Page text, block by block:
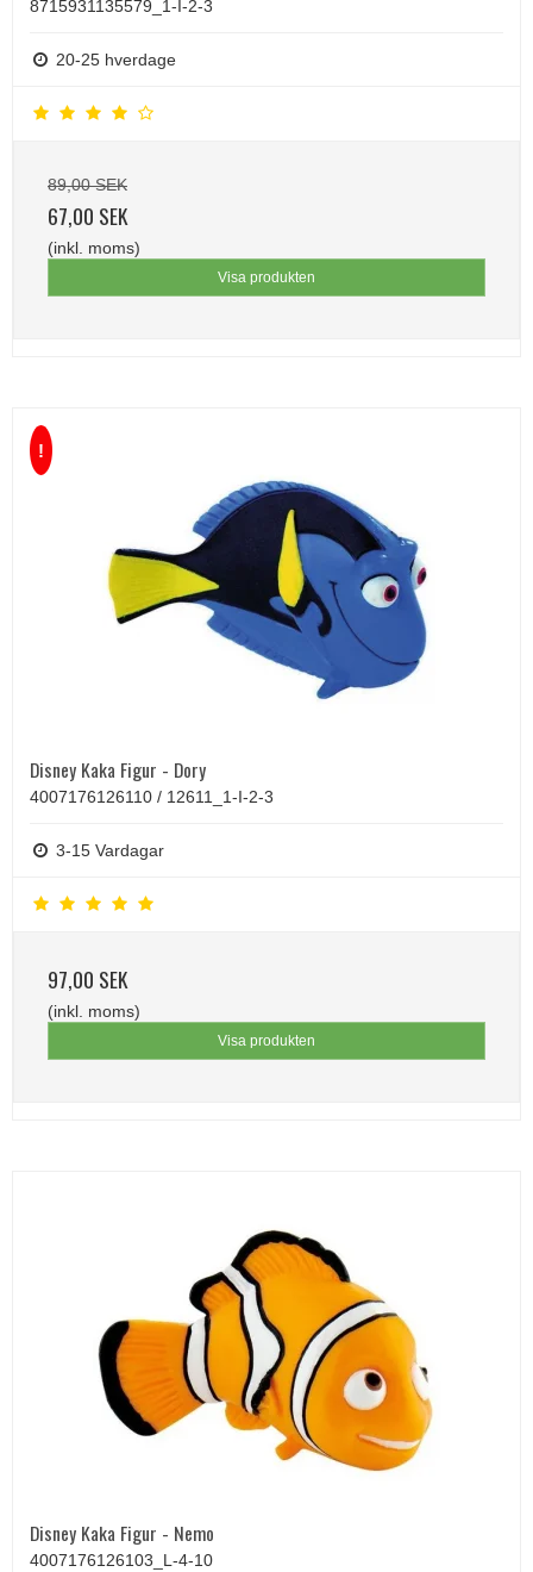
8715931135579_1-I-2-3
20-25 hverdage
89,00 SEK
67,00 SEK
(inkl. moms)
Visa produkten
!
Disney Kaka Figur - Dory
4007176126110 / 12611_1-I-2-3
3-15 Vardagar
97,00 SEK
(inkl. moms)
Visa produkten
Disney Kaka Figur - Nemo
4007176126103_L-4-10